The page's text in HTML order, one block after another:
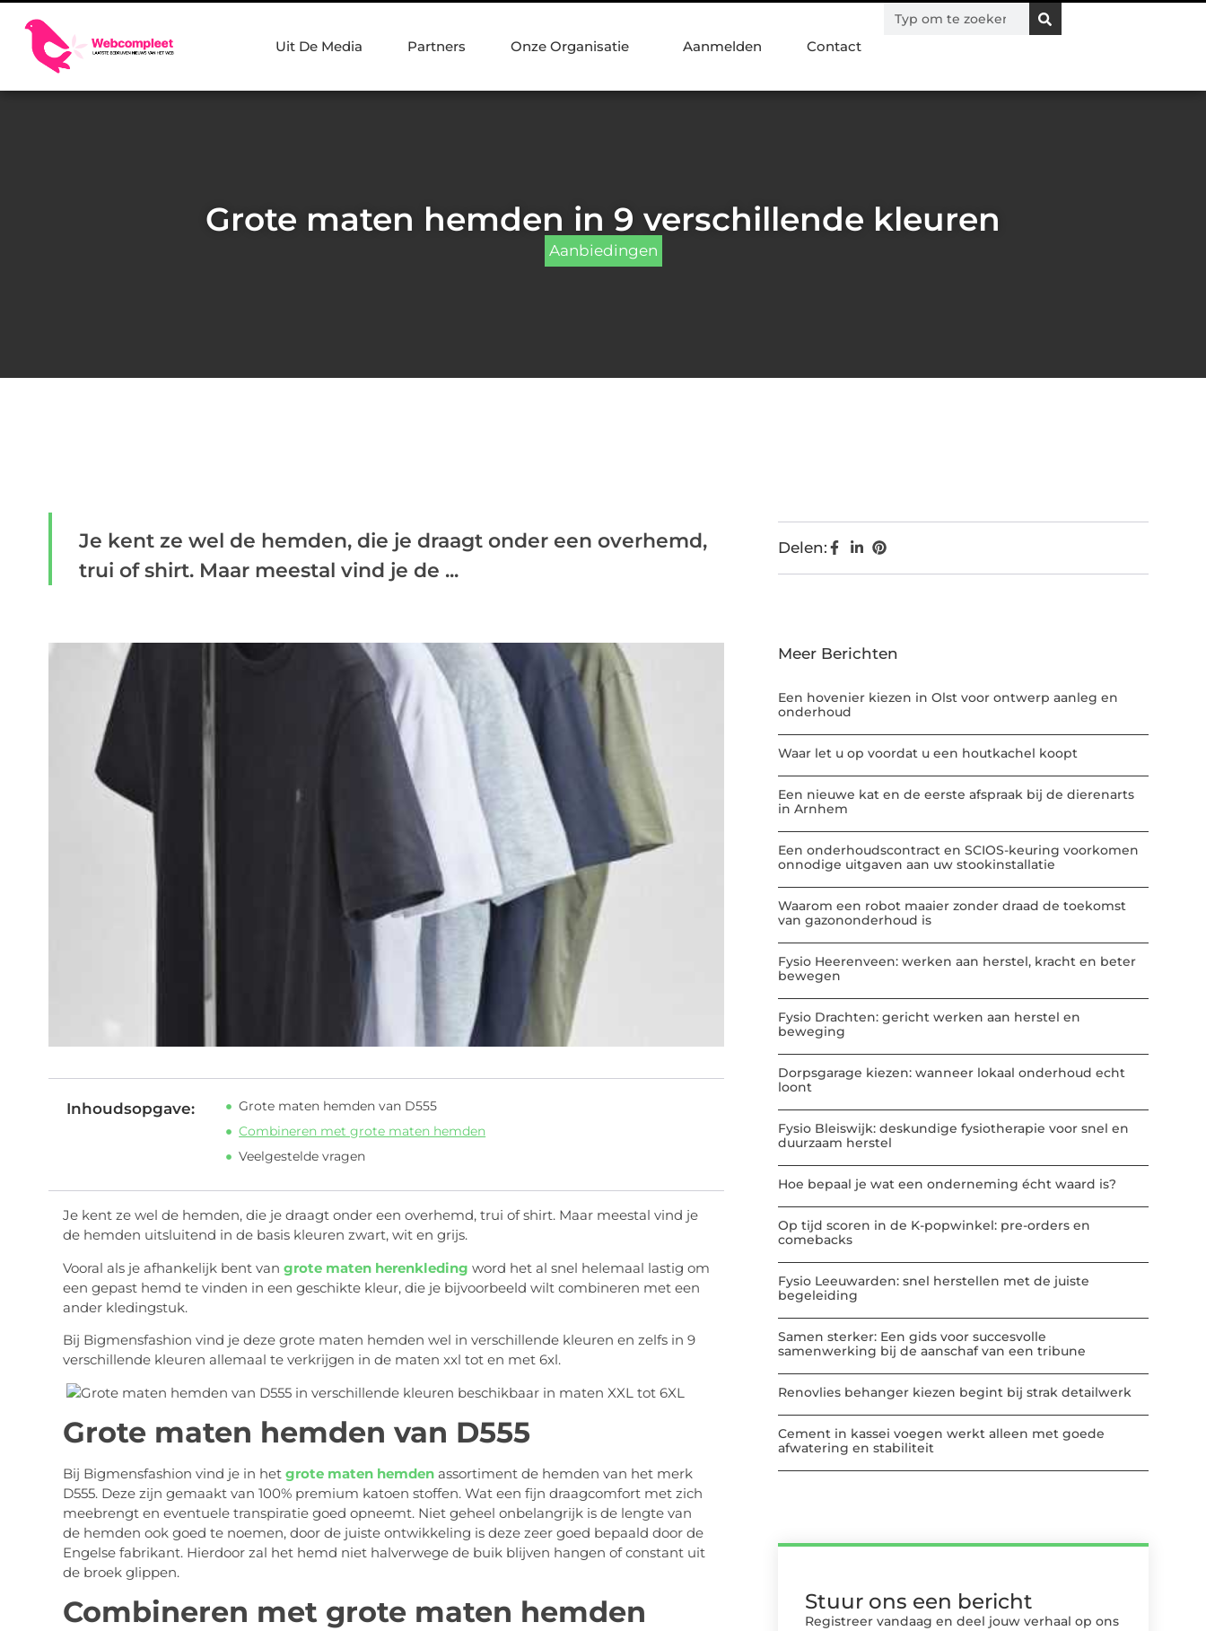
Uit De Media Partners Onze Organisatie Aanmelden Contact
Grote maten hemden in 9 verschillende kleuren
Aanbiedingen
Je kent ze wel de hemden, die je draagt onder een overhemd,
trui of shirt. Maar meestal vind je de ...
Inhoudsopgave:
Grote maten hemden van D555
Combineren met grote maten hemden
Veelgestelde vragen
Je kent ze wel de hemden, die je draagt onder een overhemd, trui of shirt. Maar meestal vind je
de hemden uitsluitend in de basis kleuren zwart, wit en grijs.
Vooral als je afhankelijk bent van grote maten herenkleding word het al snel helemaal lastig om
een gepast hemd te vinden in een geschikte kleur, die je bijvoorbeeld wilt combineren met een
ander kledingstuk.
Bij Bigmensfashion vind je deze grote maten hemden wel in verschillende kleuren en zelfs in 9
verschillende kleuren allemaal te verkrijgen in de maten xxl tot en met 6xl.
Grote maten hemden van D555
Bij Bigmensfashion vind je in het grote maten hemdenassortiment de hemden van het merk
D555. Deze zijn gemaakt van 100% premium katoen stoffen. Wat een fijn draagcomfort met zich
meebrengt en eventuele transpiratie goed opneemt. Niet geheel onbelangrijk is de lengte van
de hemden ook goed te noemen, door de juiste ontwikkeling is deze zeer goed bepaald door de
Engelse fabrikant. Hierdoor zal het hemd niet halverwege de buik blijven hangen of constant uit
de broek glippen.
Combineren met grote maten hemden
Delen:
Meer Berichten
Een hovenier kiezen in Olst voor ontwerp aanleg en
onderhoud
Waar let u op voordat u een houtkachel koopt
Een nieuwe kat en de eerste afspraak bij de dierenarts
in Arnhem
Een onderhoudscontract en SCIOS-keuring voorkomen
onnodige uitgaven aan uw stookinstallatie
Waarom een robot maaier zonder draad de toekomst
van gazononderhoud is
Fysio Heerenveen: werken aan herstel, kracht en beter
bewegen
Fysio Drachten: gericht werken aan herstel en
beweging
Dorpsgarage kiezen: wanneer lokaal onderhoud echt
loont
Fysio Bleiswijk: deskundige fysiotherapie voor snel en
duurzaam herstel
Hoe bepaal je wat een onderneming écht waard is?
Op tijd scoren in de K-popwinkel: pre-orders en
comebacks
Fysio Leeuwarden: snel herstellen met de juiste
begeleiding
Samen sterker: Een gids voor succesvolle
samenwerking bij de aanschaf van een tribune
Renovlies behanger kiezen begint bij strak detailwerk
Cement in kassei voegen werkt alleen met goede
afwatering en stabiliteit
Stuur ons een bericht
Registreer vandaag en deel jouw verhaal op ons